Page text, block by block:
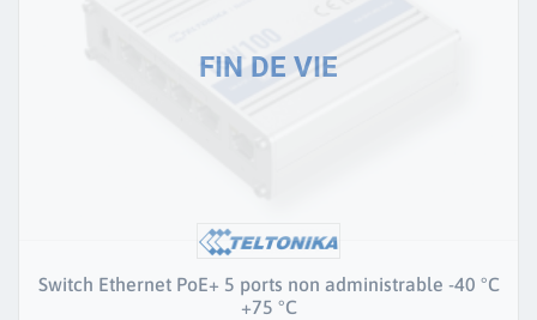
Switch Ethernet PoE+ 5 ports non administrable -40 °C
+75 °C